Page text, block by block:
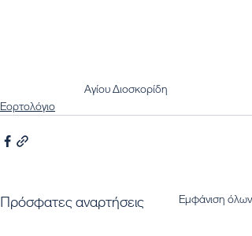
Αγίου Διοσκορίδη
Εορτολόγιο
Πρόσφατες αναρτήσεις Εμφάνιση όλων